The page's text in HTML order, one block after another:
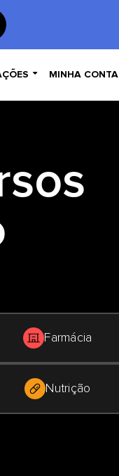
 MINHA CONTA
Farmácia
Nutrição